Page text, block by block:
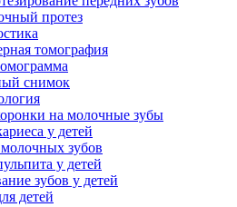
протез
томография
снимок
на молочные зубы
у детей
зубов
у детей
зубов у детей
детей